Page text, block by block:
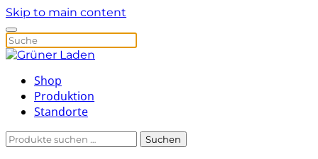
Skip to main content
Shop
Produktion
Standorte
Suchen
Suchen